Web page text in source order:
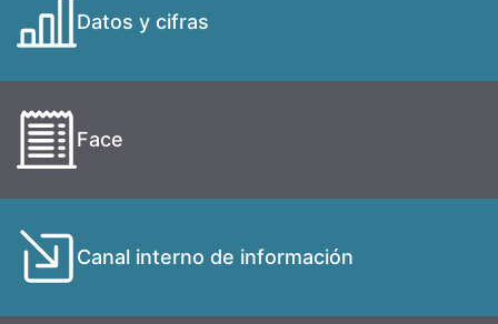
Datos y cifras
Face
Canal interno de información